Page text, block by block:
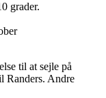
grader.
til at sejle på
Randers. Andre